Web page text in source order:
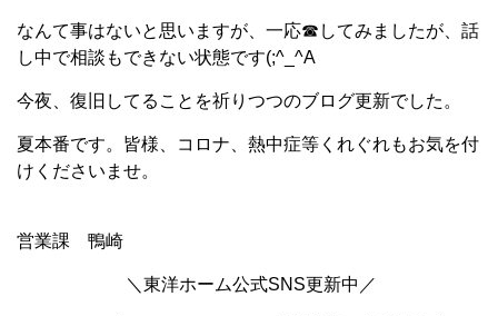
なんて事はないと思いますが、一応☎してみましたが、話
し中で相談もできない状態です(;^_^A
今夜、復旧してることを祈りつつのブログ更新でした。
夏本番です。皆様、コロナ、熱中症等くれぐれもお気を付
けくださいませ。
営業課 鴨崎
＼東洋ホーム公式SNS更新中／